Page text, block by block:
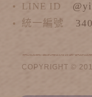
LINE ID
統一編號
COPYRIGHT ©